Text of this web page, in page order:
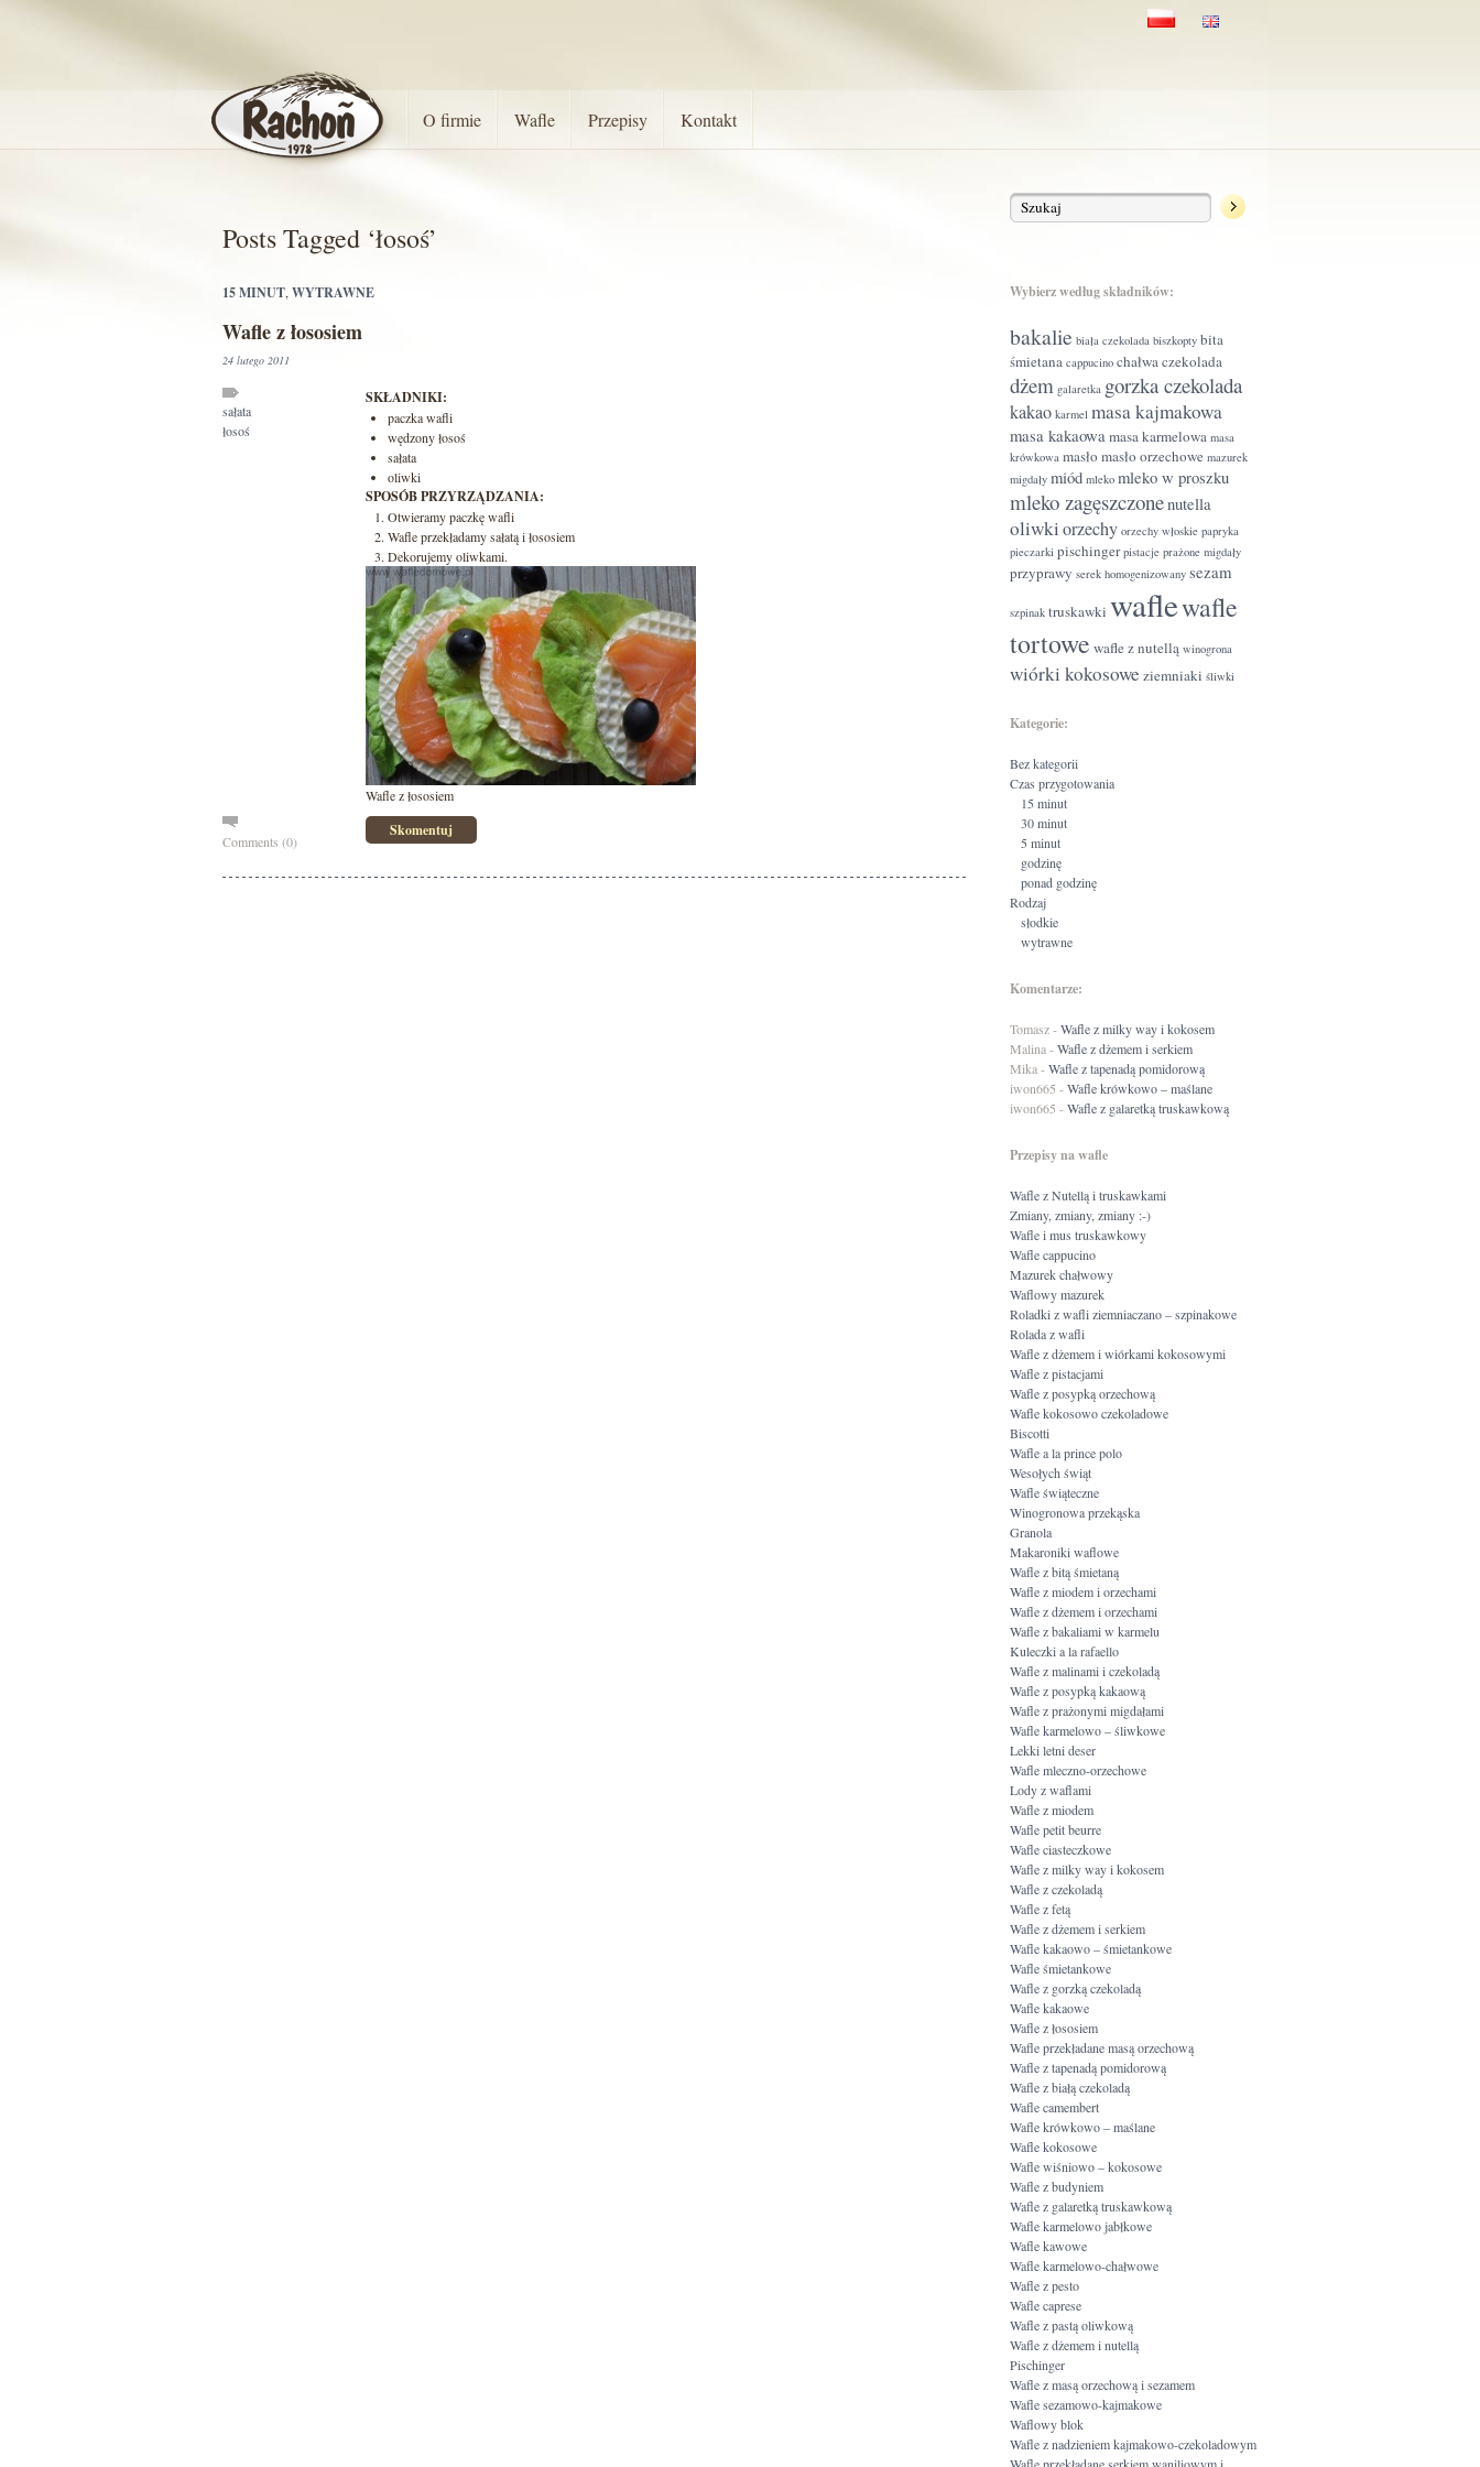
O firmie Wafle Przepisy Kontakt
Posts Tagged ‘łosoś’
15 MINUT, WYTRAWNE
Wafle z łososiem
24 lutego 2011
sałata
łosoś
SKŁADNIKI:
paczka wafli
wędzony łosoś
sałata
oliwki
SPOSÓB PRZYRZĄDZANIA:
Otwieramy paczkę wafli
Wafle przekładamy sałatą i łososiem
Dekorujemy oliwkami.
Wafle z łososiem
Comments (0)
Skomentuj
Wybierz według składników:
bakalie biała czekolada biszkopty bita
śmietana cappucino chałwaczekolada
dżem galaretka gorzka czekolada
kakao karmel masa kajmakowa
masa kakaowamasa karmelowa masa
krówkowa masło masło orzechowe mazurek
migdały miód mleko mleko w proszku
mleko zagęszczonenutella
oliwkiorzechy orzechy włoskie papryka
pieczarki pischinger pistacje prażone migdały
przyprawy serek homogenizowany sezam
szpinak truskawki waflewafle
tortowe wafle z nutellą winogrona
wiórki kokosowe ziemniaki śliwki
Kategorie:
Bez kategorii
Czas przygotowania
15 minut
30 minut
5 minut
godzinę
ponad godzinę
Rodzaj
słodkie
wytrawne
Komentarze:
Tomasz-Wafle z milky way i kokosem
Malina-Wafle z dżemem i serkiem
Mika-Wafle z tapenadą pomidorową
iwon665 -Wafle krówkowo – maślane
iwon665 -Wafle z galaretką truskawkową
Przepisy na wafle
Wafle z Nutellą i truskawkami
Zmiany, zmiany, zmiany :-)
Wafle i mus truskawkowy
Wafle cappucino
Mazurek chałwowy
Waflowy mazurek
Roladki z wafli ziemniaczano – szpinakowe
Rolada z wafli
Wafle z dżemem i wiórkami kokosowymi
Wafle z pistacjami
Wafle z posypką orzechową
Wafle kokosowo czekoladowe
Biscotti
Wafle a la prince polo
Wesołych świąt
Wafle świąteczne
Winogronowa przekąska
Granola
Makaroniki waflowe
Wafle z bitą śmietaną
Wafle z miodem i orzechami
Wafle z dżemem i orzechami
Wafle z bakaliami w karmelu
Kuleczki a la rafaello
Wafle z malinami i czekoladą
Wafle z posypką kakaową
Wafle z prażonymi migdałami
Wafle karmelowo – śliwkowe
Lekki letni deser
Wafle mleczno-orzechowe
Lody z waflami
Wafle z miodem
Wafle petit beurre
Wafle ciasteczkowe
Wafle z milky way i kokosem
Wafle z czekoladą
Wafle z fetą
Wafle z dżemem i serkiem
Wafle kakaowo – śmietankowe
Wafle śmietankowe
Wafle z gorzką czekoladą
Wafle kakaowe
Wafle z łososiem
Wafle przekładane masą orzechową
Wafle z tapenadą pomidorową
Wafle z białą czekoladą
Wafle camembert
Wafle krówkowo – maślane
Wafle kokosowe
Wafle wiśniowo – kokosowe
Wafle z budyniem
Wafle z galaretką truskawkową
Wafle karmelowo jabłkowe
Wafle kawowe
Wafle karmelowo-chałwowe
Wafle z pesto
Wafle caprese
Wafle z pastą oliwkową
Wafle z dżemem i nutellą
Pischinger
Wafle z masą orzechową i sezamem
Wafle sezamowo-kajmakowe
Waflowy blok
Wafle z nadzieniem kajmakowo-czekoladowym